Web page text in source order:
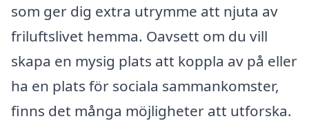
som ger dig extra utrymme att njuta av
friluftslivet hemma. Oavsett om du vill
skapa en mysig plats att koppla av på eller
ha en plats för sociala sammankomster,
finns det många möjligheter att utforska.